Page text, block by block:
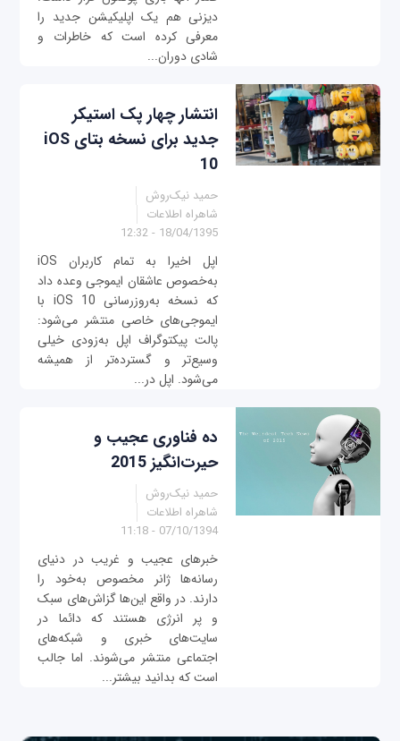
دیزنی هم یک اپلیکیشن جدید را
معرفی کرده است که خاطرات و
شادی دوران...
انتشار چهار پک استیکر
جدید برای نسخه بتای iOS
10
حمید نیک‌روش
شاهراه اطلاعات
18/04/1395 - 12:32
اپل اخیرا به تمام کاربران iOS
به‌خصوص عاشقان ایموجی وعده داد
که نسخه به‌روزرسانی iOS 10 با
ایموجی‌های خاصی منتشر می‌شود:
پالت پیکتوگراف اپل به‌زودی خیلی
وسیع‌تر و گسترده‌تر از همیشه
می‌شود. اپل در...
ده فناوری عجیب و
حیرت‌انگیز 2015
حمید نیک‌روش
شاهراه اطلاعات
07/10/1394 - 11:18
خبرهای عجیب و غریب در دنیای
رسانه‌ها ژانر مخصوص به‌خود را
دارند. در واقع این‌ها گزاش‌های سبک
و پر انرژی هستند که دائما در
سایت‌های خبری و شبکه‌های
اجتماعی منتشر می‌شوند. اما جالب
است که بدانید بیشتر...